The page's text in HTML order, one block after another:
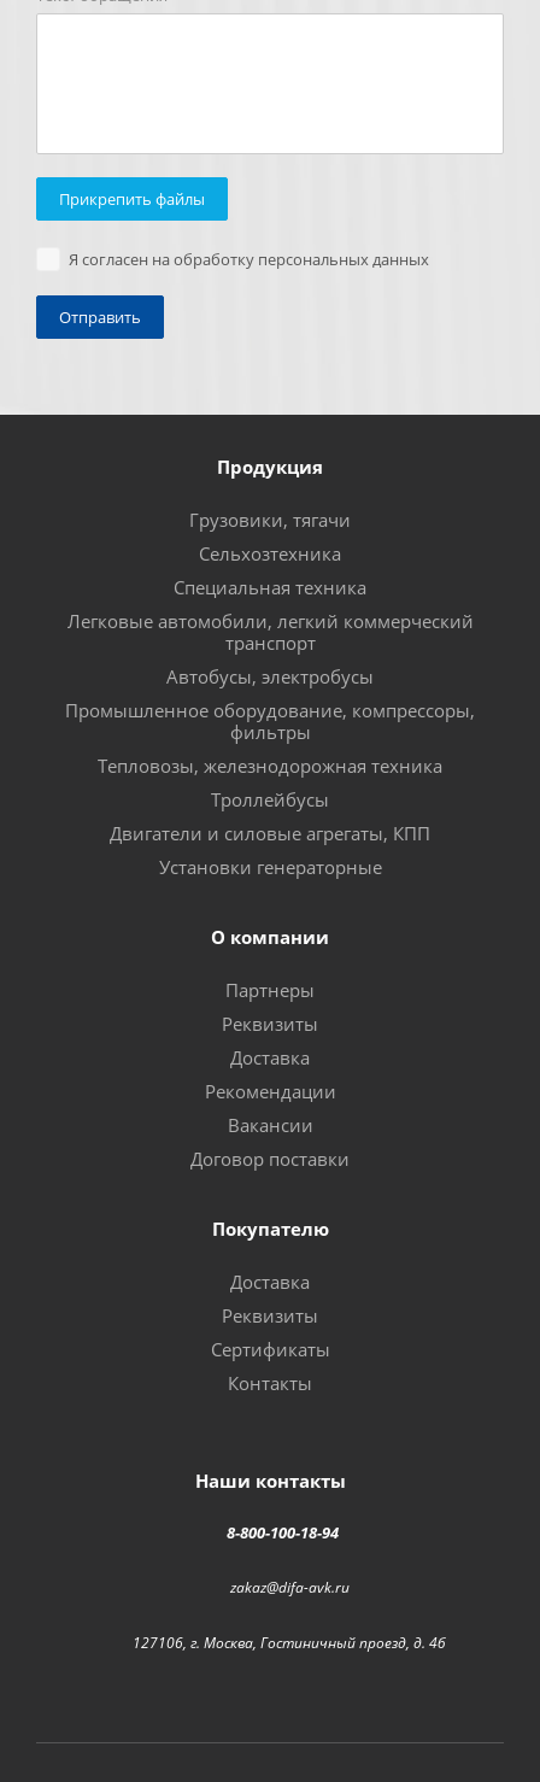
Прикрепить файлы
Я согласен на обработку персональных данных
Продукция
Грузовики, тягачи
Сельхозтехника
Специальная техника
Легковые автомобили, легкий коммерческий
транспорт
Автобусы, электробусы
Промышленное оборудование, компрессоры,
фильтры
Тепловозы, железнодорожная техника
Троллейбусы
Двигатели и силовые агрегаты, КПП
Установки генераторные
О компании
Партнеры
Реквизиты
Доставка
Рекомендации
Вакансии
Договор поставки
Покупателю
Доставка
Реквизиты
Сертификаты
Контакты
Наши контакты
8-800-100-18-94
zakaz@difa-avk.ru
127106, г. Москва, Гостиничный проезд, д. 4б